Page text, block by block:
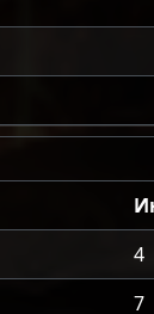
4
7